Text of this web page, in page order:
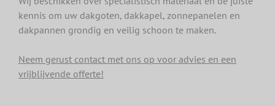
kennis om uw dakgoten, dakkapel, zonnepanelen en
dakpannen grondig en veilig schoon te maken.
Neem gerust contact met ons op voor advies en een
vrijblijvende offerte!